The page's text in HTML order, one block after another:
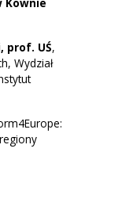
prof. UŚ,
Wydział